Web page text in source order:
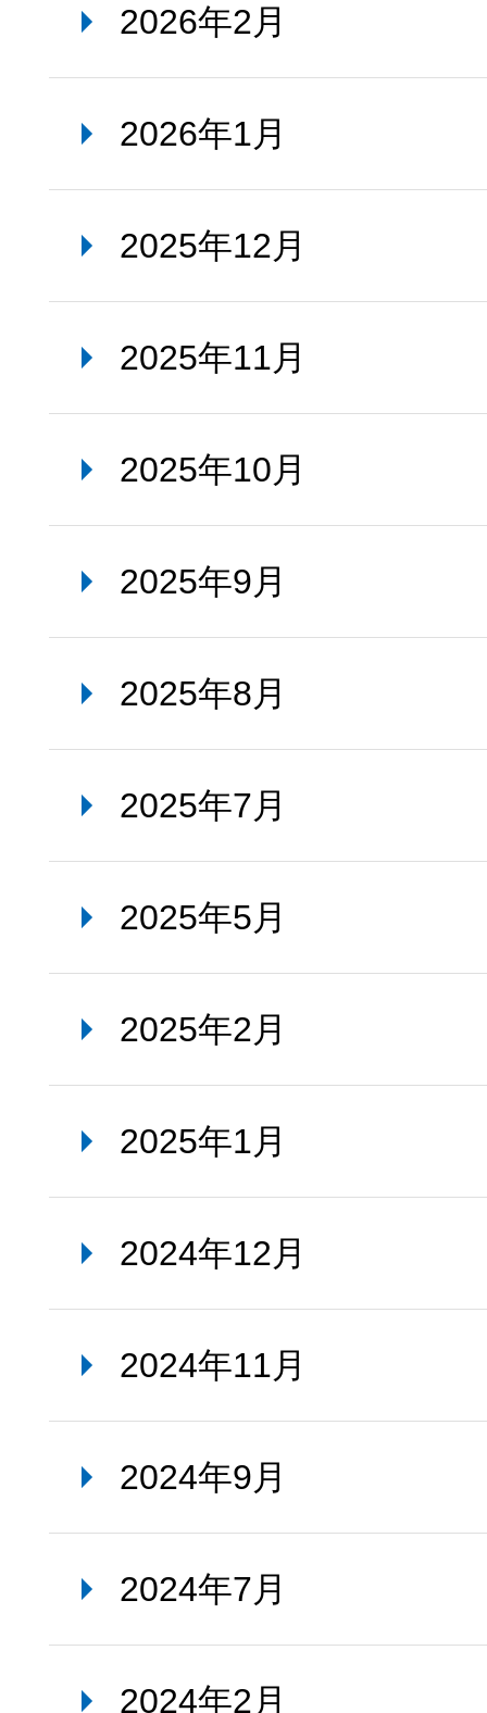
2026年2月
2026年1月
2025年12月
2025年11月
2025年10月
2025年9月
2025年8月
2025年7月
2025年5月
2025年2月
2025年1月
2024年12月
2024年11月
2024年9月
2024年7月
2024年2月